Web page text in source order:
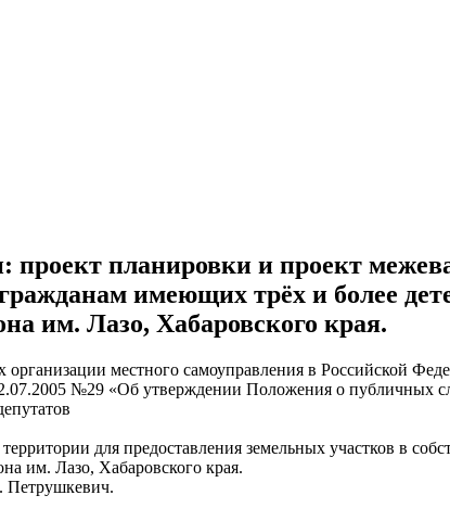
планировки и проект
имеющих трёх и более
им. Лазо, Хабаровского края.
местного самоуправления в Российской
№29 «Об утверждении Положения о публичных
для предоставления земельных участков в
им. Лазо, Хабаровского края.
Петрушкевич.